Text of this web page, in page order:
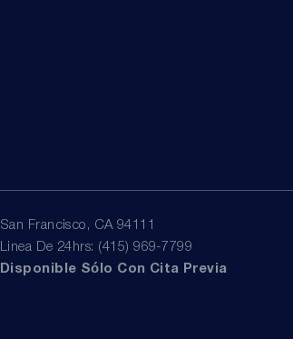
San Francisco, CA 94111
Linea De 24hrs: (415) 969-7799
Disponible Sólo Con Cita Previa